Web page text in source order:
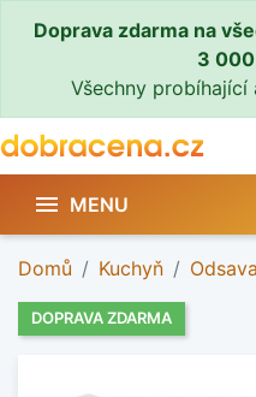
Doprava zdarma na
3 000
Všechny probíhající
 MENU
Domů Kuchyň
DOPRAVA ZDARMA